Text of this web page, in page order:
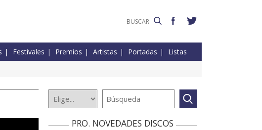
Festivales Premios Artistas Portadas Listas
PRO. NOVEDADES DISCOS